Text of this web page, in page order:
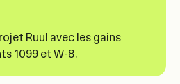
tax ready